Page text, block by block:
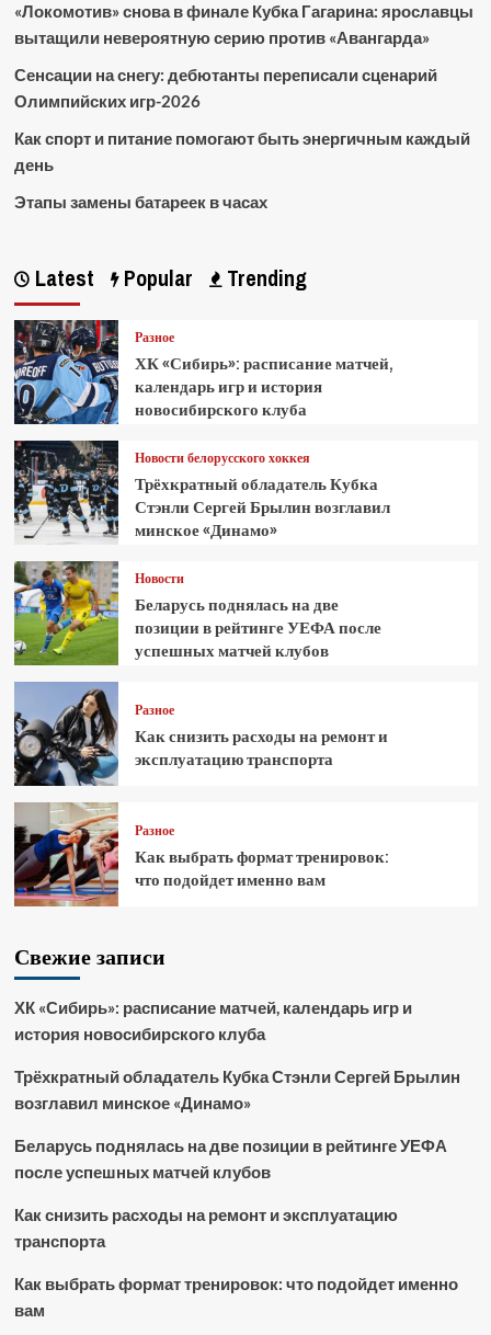
«Локомотив» снова в финале Кубка Гагарина: ярославцы
вытащили невероятную серию против «Авангарда»
Сенсации на снегу: дебютанты переписали сценарий
Олимпийских игр-2026
Как спорт и питание помогают быть энергичным каждый
день
Этапы замены батареек в часах
Latest Popular Trending
Разное
ХК «Сибирь»: расписание матчей,
календарь игр и история
новосибирского клуба
Новости белорусского хоккея
Трёхкратный обладатель Кубка
Стэнли Сергей Брылин возглавил
минское «Динамо»
Новости
Беларусь поднялась на две
позиции в рейтинге УЕФА после
успешных матчей клубов
Разное
Как снизить расходы на ремонт и
эксплуатацию транспорта
Разное
Как выбрать формат тренировок:
что подойдет именно вам
Свежие записи
ХК «Сибирь»: расписание матчей, календарь игр и
история новосибирского клуба
Трёхкратный обладатель Кубка Стэнли Сергей Брылин
возглавил минское «Динамо»
Беларусь поднялась на две позиции в рейтинге УЕФА
после успешных матчей клубов
Как снизить расходы на ремонт и эксплуатацию
транспорта
Как выбрать формат тренировок: что подойдет именно
вам